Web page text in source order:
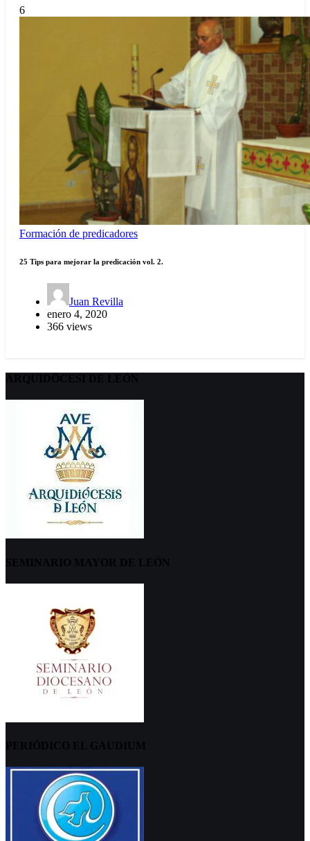
6
Formación de predicadores
25 Tips para mejorar la predicación vol. 2.
Juan Revilla
enero 4, 2020
366 views
ARQUIDÖCESI DE LEÓN
SEMINARIO MAYOR DE LEÓN
PERIÓDICO EL GAUDIUM